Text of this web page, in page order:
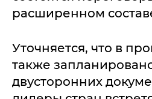
расширенном
Уточняется, что в
также
двусторонних